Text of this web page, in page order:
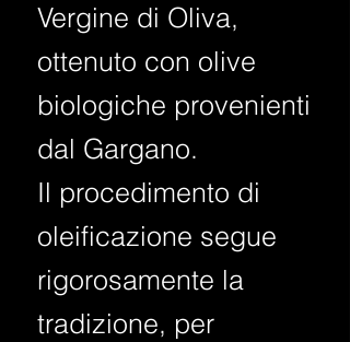
Vergine di Oliva,
ottenuto con olive
biologiche provenienti
dal Gargano.
Il procedimento di
oleificazione segue
rigorosamente la
tradizione, per